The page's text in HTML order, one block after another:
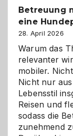
Betreuung
eine
28. April 2026
Warum das
relevanter
mobiler.
Nicht nur
Lebensstil
Reisen und
sodass die
zunehmend